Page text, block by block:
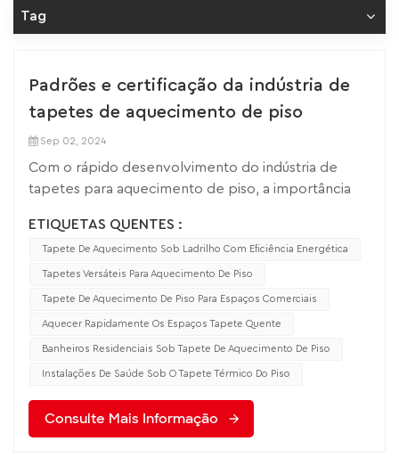
Tag
Padrões e certificação da indústria de
tapetes de aquecimento de piso
Sep 02, 2024
Com o rápido desenvolvimento do indústria de
tapetes para aquecimento de piso, a importância
certificação tornou-se cada vez mais proeminente,
pois não só garantem a qualidade e segurança dos
produtos, mas também promovem o
desenvolvimento saudável e ordenado de toda a
indústria. O desenvolvimento padrão da indústria de
segurança elétrica, eficiência térmica, desempenho
ambiental e vida útil do produto. Estas normas
foram concebidas para garantir que os
ETIQUETAS QUENTES :
Tapete De Aquecimento Sob Ladrilho Com Eficiência Energética
Tapetes Versáteis Para Aquecimento De Piso
Tapete De Aquecimento De Piso Para Espaços Comerciais
Aquecer Rapidamente Os Espaços Tapete Quente
Banheiros Residenciais Sob Tapete De Aquecimento De Piso
Instalações De Saúde Sob O Tapete Térmico Do Piso
Consulte Mais Informação